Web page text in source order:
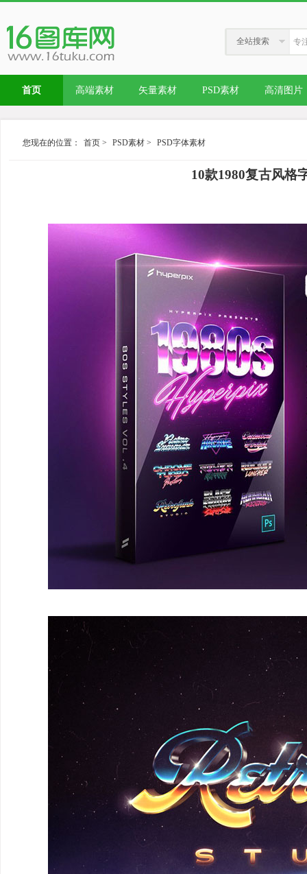
全站搜索
首页 高端素材 矢量素材 PSD素材 高清图片
您现在的位置： 首页 > PSD素材 > PSD字体素材
10款1980复古风格